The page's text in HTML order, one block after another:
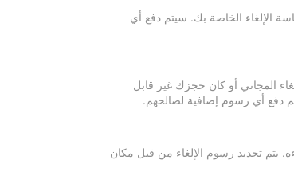
الإلغاء الخاصة بك. سيتم دفع أي
المجاني أو كان حجزك غير قابل
دفع أي رسوم إضافية لصالحهم.
يتم تحديد رسوم الإلغاء من قبل مكان